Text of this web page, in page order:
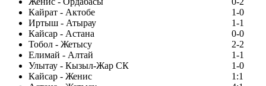
Кайрат - Актобе
1-0
Иртыш - Атырау
1-1
Кайсар - Астана
0-0
Тобол - Жетысу
2-2
Елимай - Алтай
1-1
Улытау - Кызыл-Жар СК
1-0
Кайсар - Женис
1:1